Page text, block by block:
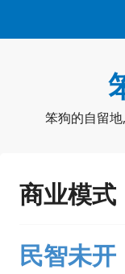
笨狗的自留
商业模式
民智未